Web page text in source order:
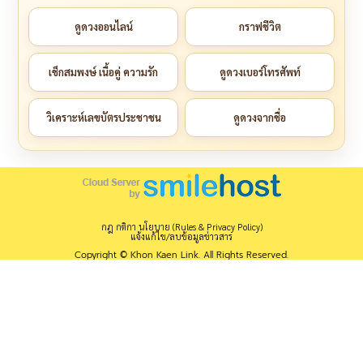
ดูดวงออนไลน์ กราฟชีวิต
เช็กสมพงษ์ เนื้อคู่ ความรัก ดูดวงเบอร์โทรศัพท์
วิเคราะห์เลขบัตรประชาชน ดูดวงจากชื่อ
กฎ กติกา นโยบาย (Rules & Privacy Policy)
แจ้งแก้ไข/ลบข้อมูลข่าวสาร
Copyright © Khon Kaen Link. All Rights Reserved.